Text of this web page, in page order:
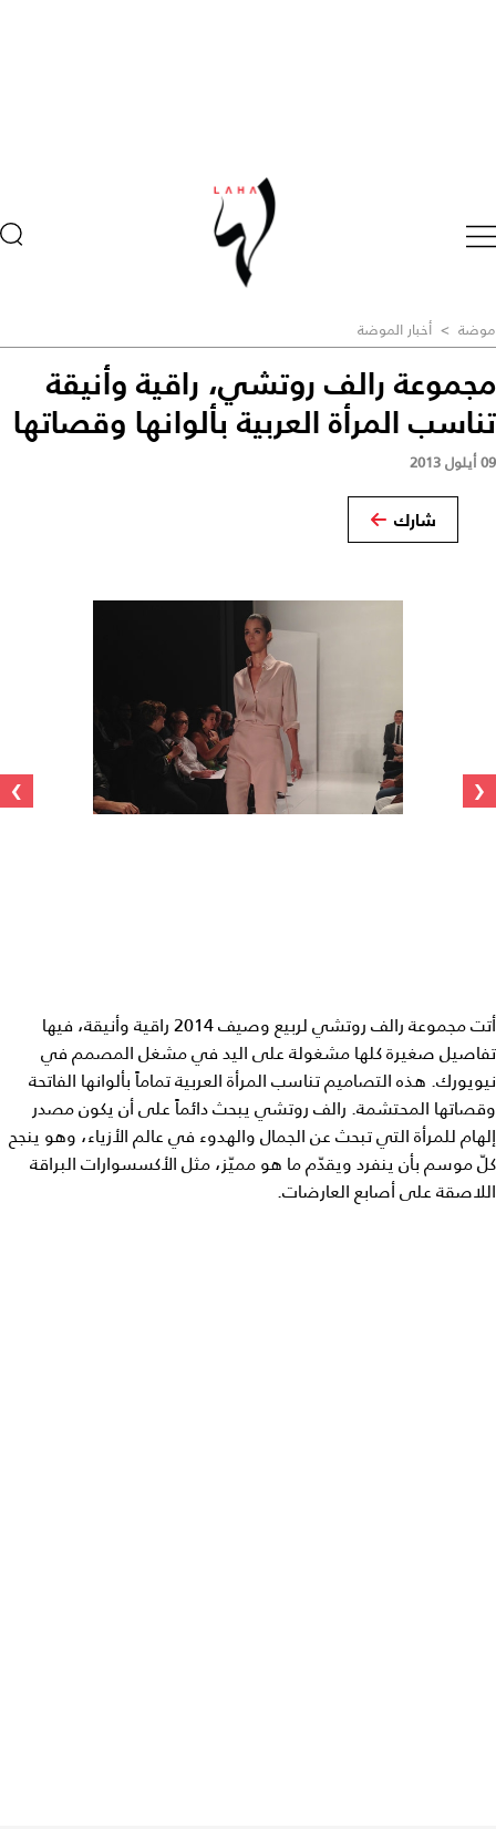
موضة > أخبار الموضة
مجموعة رالف روتشي، راقية وأنيقة
تناسب المرأة العربية بألوانها وقصاتها
09 أيلول 2013
شارك
‹
›
أتت مجموعة رالف روتشي لربيع وصيف 2014 راقية وأنيقة، فيها
تفاصيل صغيرة كلها مشغولة على اليد في مشغل المصمم في
نيويورك. هذه التصاميم تناسب المرأة العربية تماماً بألوانها الفاتحة
وقصاتها المحتشمة. رالف روتشي يبحث دائماً على أن يكون مصدر
إلهام للمرأة التي تبحث عن الجمال والهدوء في عالم الأزياء، وهو ينجح
كلّ موسم بأن ينفرد ويقدّم ما هو مميّز، مثل الأكسسوارات البراقة
اللاصقة على أصابع العارضات.